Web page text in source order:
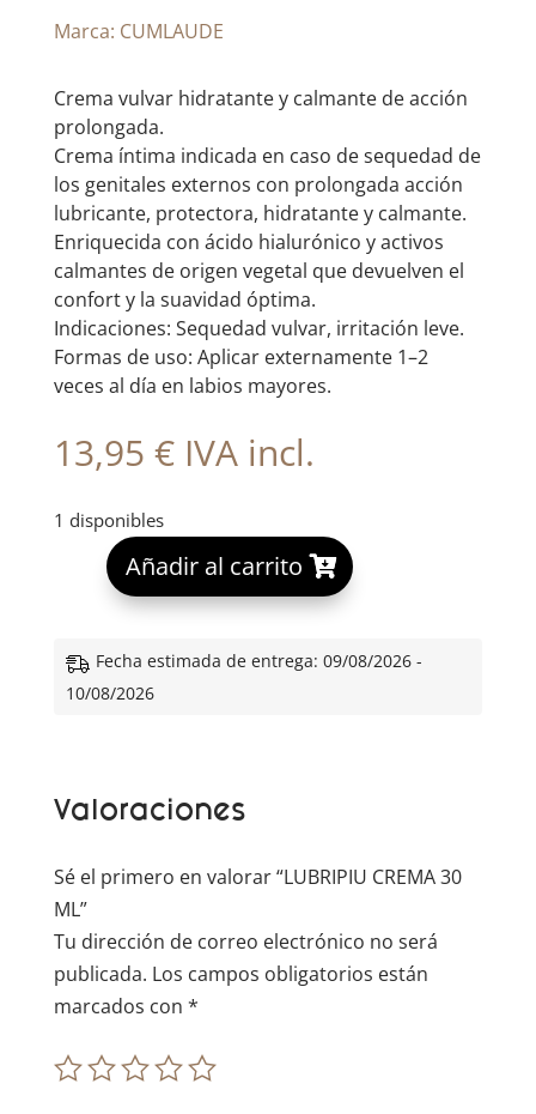
Marca: CUMLAUDE
Crema vulvar hidratante y calmante de acción
prolongada.
Crema íntima indicada en caso de sequedad de
los genitales externos con prolongada acción
lubricante, protectora, hidratante y calmante.
Enriquecida con ácido hialurónico y activos
calmantes de origen vegetal que devuelven el
confort y la suavidad óptima.
Indicaciones: Sequedad vulvar, irritación leve.
Formas de uso: Aplicar externamente 1–2
veces al día en labios mayores.
13,95 € IVA incl.
1 disponibles
Añadir al carrito
A
e
e
Fecha estimada de entrega: 09/08/2026 -
10/08/2026
Valoraciones
Sé el primero en valorar “LUBRIPIU CREMA 30
ML”
Tu dirección de correo electrónico no será
publicada. Los campos obligatorios están
marcados con *